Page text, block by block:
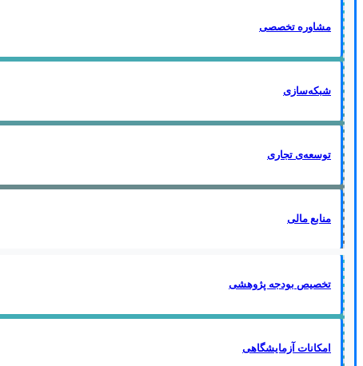
مشاوره تخصصی
شبکه‌سازی
توسعه‌ی تجاری
منابع مالی
تخصیص بودجه پژوهشی
امکانات آزمایشگاهی